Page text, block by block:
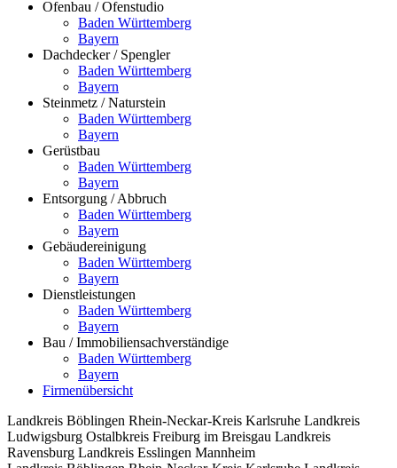
Ofenbau / Ofenstudio
Baden Württemberg
Bayern
Dachdecker / Spengler
Baden Württemberg
Bayern
Steinmetz / Naturstein
Baden Württemberg
Bayern
Gerüstbau
Baden Württemberg
Bayern
Entsorgung / Abbruch
Baden Württemberg
Bayern
Gebäudereinigung
Baden Württemberg
Bayern
Dienstleistungen
Baden Württemberg
Bayern
Bau / Immobiliensachverständige
Baden Württemberg
Bayern
Firmenübersicht
Landkreis Böblingen Rhein-Neckar-Kreis Karlsruhe Landkreis
Ludwigsburg Ostalbkreis Freiburg im Breisgau Landkreis
Ravensburg Landkreis Esslingen Mannheim